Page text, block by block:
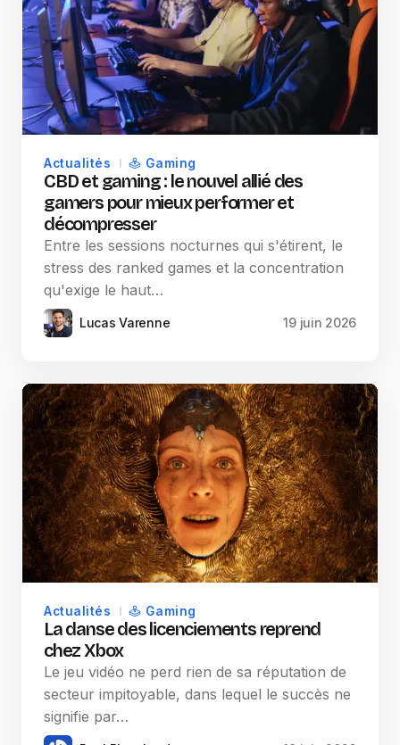
Actualités Gaming
CBD et gaming : le nouvel allié des
gamers pour mieux performer et
décompresser
Entre les sessions nocturnes qui s'étirent, le
stress des ranked games et la concentration
qu'exige le haut…
Lucas Varenne 19 juin 2026
Actualités Gaming
La danse des licenciements reprend
chez Xbox
Le jeu vidéo ne perd rien de sa réputation de
secteur impitoyable, dans lequel le succès ne
signifie par…